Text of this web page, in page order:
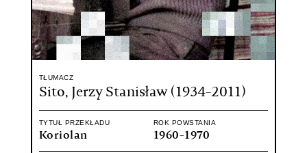
TŁUMACZ
Sito, Jerzy Stanisław (1934-2011)
TYTUŁ PRZEKŁADU
Koriolan
ROK POWSTANIA
1960-1970